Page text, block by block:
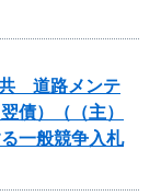
共 道路メンテ
債）（（主）
一般競争入札